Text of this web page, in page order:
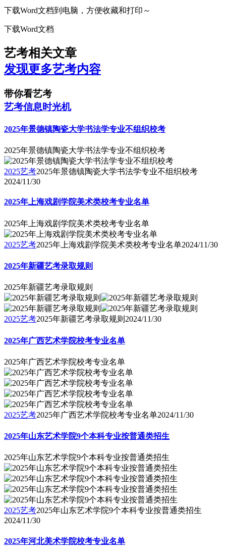
下载Word文档到电脑，方便收藏和打印～
下载Word文档
艺考相关文章
发现更多艺考内容
带你看艺考
艺考信息时光机
2025年景德镇陶瓷大学书法学专业不组织校考
2025年景德镇陶瓷大学书法学专业不组织校考
2025艺考2025年景德镇陶瓷大学书法学专业不组织校考
2024/11/30
2025年上海戏剧学院美术类校考专业名单
2025年上海戏剧学院美术类校考专业名单
2025艺考2025年上海戏剧学院美术类校考专业名单2024/11/30
2025年新疆艺考录取规则
2025年新疆艺考录取规则
2025艺考2025年新疆艺考录取规则 2024/11/30
2025年广西艺术学院校考专业名单
2025年广西艺术学院校考专业名单
2025艺考2025年广西艺术学院校考专业名单2024/11/30
2025年山东艺术学院9个本科专业按普通类招生
2025年山东艺术学院9个本科专业按普通类招生
2025艺考2025年山东艺术学院9个本科专业按普通类招生
2024/11/30
2025年河北美术学院校考专业名单